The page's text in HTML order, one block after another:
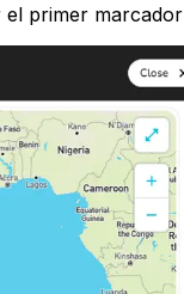
primer